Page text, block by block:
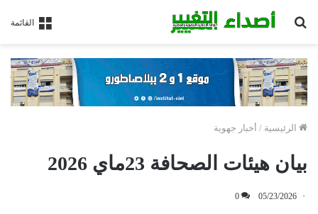
القائمة
الرئيسية / أخبار جهوية
بيان هيئات الصحافة 23ماي 2026
05/23/2026
0